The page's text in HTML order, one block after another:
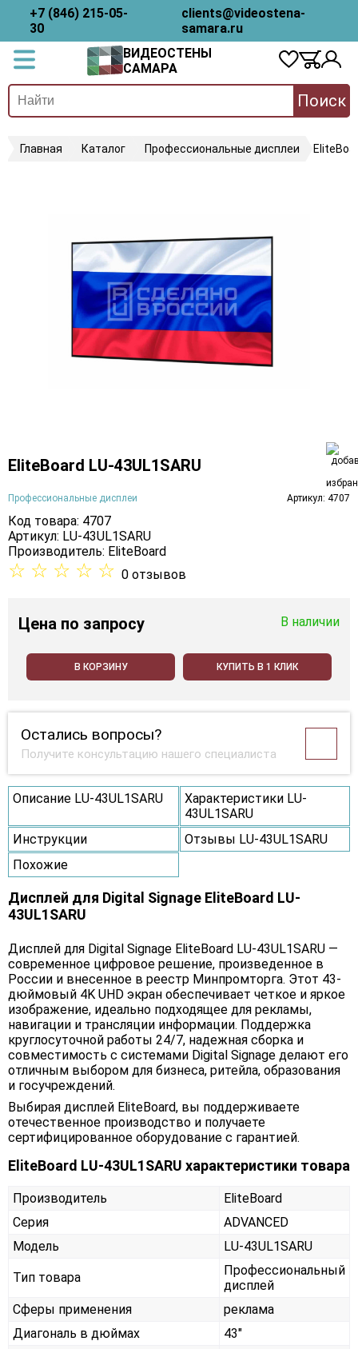
+7 (846) 215-05-
30
clients@videostena-
samara.ru
ВИДЕОСТЕНЫ
САМАРА
Поиск
Главная Каталог Профессиональные дисплеи
EliteBoard LU-43UL1SARU
Профессиональные дисплеи Артикул: 4707
Код товара: 4707
Артикул: LU-43UL1SARU
Производитель: EliteBoard
☆ ☆ ☆ ☆ ☆ 0 отзывов
Цена по запросу В наличии
В КОРЗИНУ КУПИТЬ В 1 КЛИК
Остались вопросы?
Получите консультацию нашего специалиста
Описание LU-43UL1SARU
Характеристики LU-
43UL1SARU
Инструкции
Отзывы LU-43UL1SARU
Похожие
Дисплей для Digital Signage EliteBoard LU-
43UL1SARU
Дисплей для Digital Signage EliteBoard LU-43UL1SARU —
современное цифровое решение, произведенное в
России и внесенное в реестр Минпромторга. Этот 43-
дюймовый 4K UHD экран обеспечивает четкое и яркое
изображение, идеально подходящее для рекламы,
навигации и трансляции информации. Поддержка
круглосуточной работы 24/7, надежная сборка и
совместимость с системами Digital Signage делают его
отличным выбором для бизнеса, ритейла, образования
и госучреждений.
Выбирая дисплей EliteBoard, вы поддерживаете
отечественное производство и получаете
сертифицированное оборудование с гарантией.
EliteBoard LU-43UL1SARU характеристики товара
Производитель
EliteBoard
Серия
ADVANCED
Модель
LU-43UL1SARU
Тип товара
Профессиональный
дисплей
Сферы применения
реклама
Диагональ в дюймах
43"